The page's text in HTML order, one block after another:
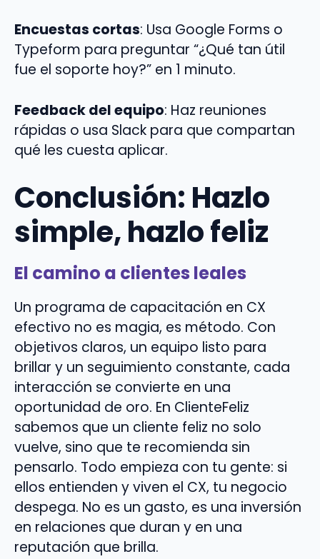
Encuestas cortas: Usa Google Forms o
Typeform para preguntar “¿Qué tan útil
fue el soporte hoy?” en 1 minuto.
Feedback del equipo: Haz reuniones
rápidas o usa Slack para que compartan
qué les cuesta aplicar.
Conclusión: Hazlo
simple, hazlo feliz
El camino a clientes leales
Un programa de capacitación en CX
efectivo no es magia, es método. Con
objetivos claros, un equipo listo para
brillar y un seguimiento constante, cada
interacción se convierte en una
oportunidad de oro. En ClienteFeliz
sabemos que un cliente feliz no solo
vuelve, sino que te recomienda sin
pensarlo. Todo empieza con tu gente: si
ellos entienden y viven el CX, tu negocio
despega. No es un gasto, es una inversión
en relaciones que duran y en una
reputación que brilla.